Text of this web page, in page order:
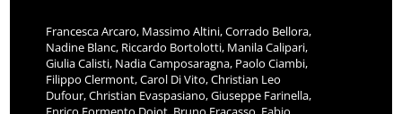
Francesca Arcaro, Massimo Altini, Corrado Bellora,
Nadine Blanc, Riccardo Bortolotti, Manila Calipari,
Giulia Calisti, Nadia Camposaragna, Paolo Ciambi,
Filippo Clermont, Carol Di Vito, Christian Leo
Dufour, Christian Evaspasiano, Giuseppe Farinella,